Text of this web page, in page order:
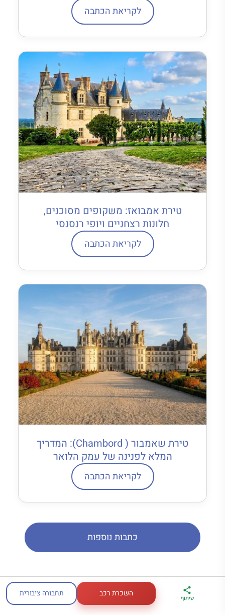
לקריאת הכתבה
טירת אמבואז: משקופים מסוכנים,
חלונות רצחניים ויופי רנסנסי
לקריאת הכתבה
טירת שאמבור ( Chambord): המדריך
המלא לפנינה של עמק הלואר
לקריאת הכתבה
כתבות נוספות
ארגז הכלים שלי
לטיול בצרפת
מדריך פריז
במתנה
דברו
איתי בווטסאפ
שיתוף השכרת רכב תחבורה ציבורית